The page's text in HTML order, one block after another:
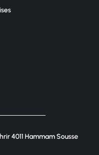
4011 Hammam Sousse